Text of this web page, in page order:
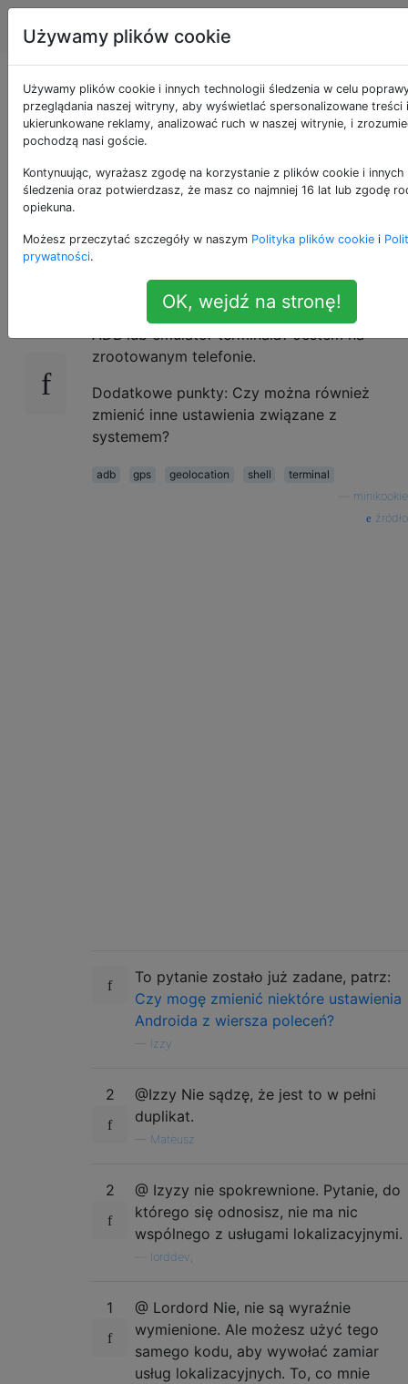
Android Tagi
Czy można włączyć
Usługi lokalizacji za
pośrednictwem
Shell?
Czy można włączyć usługi lokalizacyjne
(GPS lub Google NetworkLocation) przez
ADB lub emulator terminala? Jestem na
zrootowanym telefonie.
Dodatkowe punkty: Czy można również
zmienić inne ustawienia związane z
systemem?
adb gps geolocation shell
terminal
minikookie
źródło
To pytanie zostało już zadane, patrz:
Czy mogę zmienić niektóre ustawienia
Androida z wiersza poleceń?
Izzy
2
@Izzy Nie sądzę, że jest to w pełni
duplikat.
Mateusz
2
@ Izyzy nie spokrewnione. Pytanie, do
którego się odnosisz, nie ma nic
wspólnego z usługami lokalizacyjnymi.
lorddev,
1
@ Lordord Nie, nie są wyraźnie
wymienione. Ale możesz użyć tego
samego kodu, aby wywołać zamiar
usług lokalizacyjnych. To, co mnie
Używamy plików cookie
Używamy plików cookie i innych technologii śledzenia w celu
przeglądania naszej witryny, aby wyświetlać spersonalizowane treści i
ukierunkowane reklamy, analizować ruch w naszej witrynie, i
pochodzą nasi goście.
Kontynuując, wyrażasz zgodę na korzystanie z plików cookie i
śledzenia oraz potwierdzasz, że masz co najmniej 16 lat lub zgodę
opiekuna.
Możesz przeczytać szczegóły w naszym Polityka plików cookie i
prywatności.
OK, wejdź na stronę!